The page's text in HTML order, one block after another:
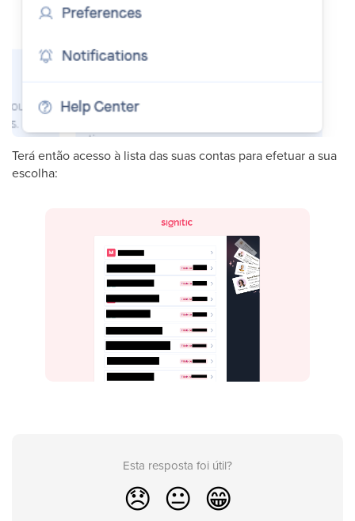
Terá então acesso à lista das suas contas para efetuar a sua
escolha:
Esta resposta foi útil?
😞 😐 😁